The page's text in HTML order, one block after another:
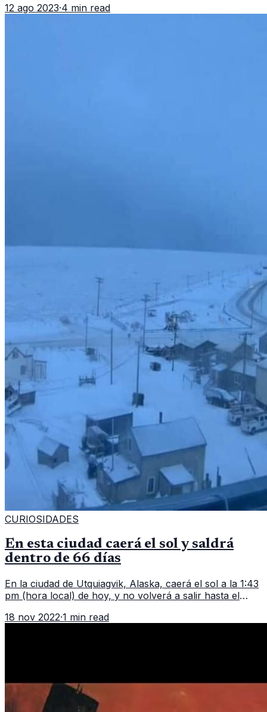
datos curiosos que
12 ago 2023·4 min read
CURIOSIDADES
En esta ciudad caerá el sol y saldrá
dentro de 66 días
En la ciudad de Utquiagvik, Alaska, caerá el sol a la 1:43
pm (hora local) de hoy, y no volverá a salir hasta el
días! Aunque dura
18 nov 2022·1 min read